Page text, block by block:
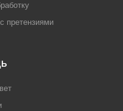
претензиями